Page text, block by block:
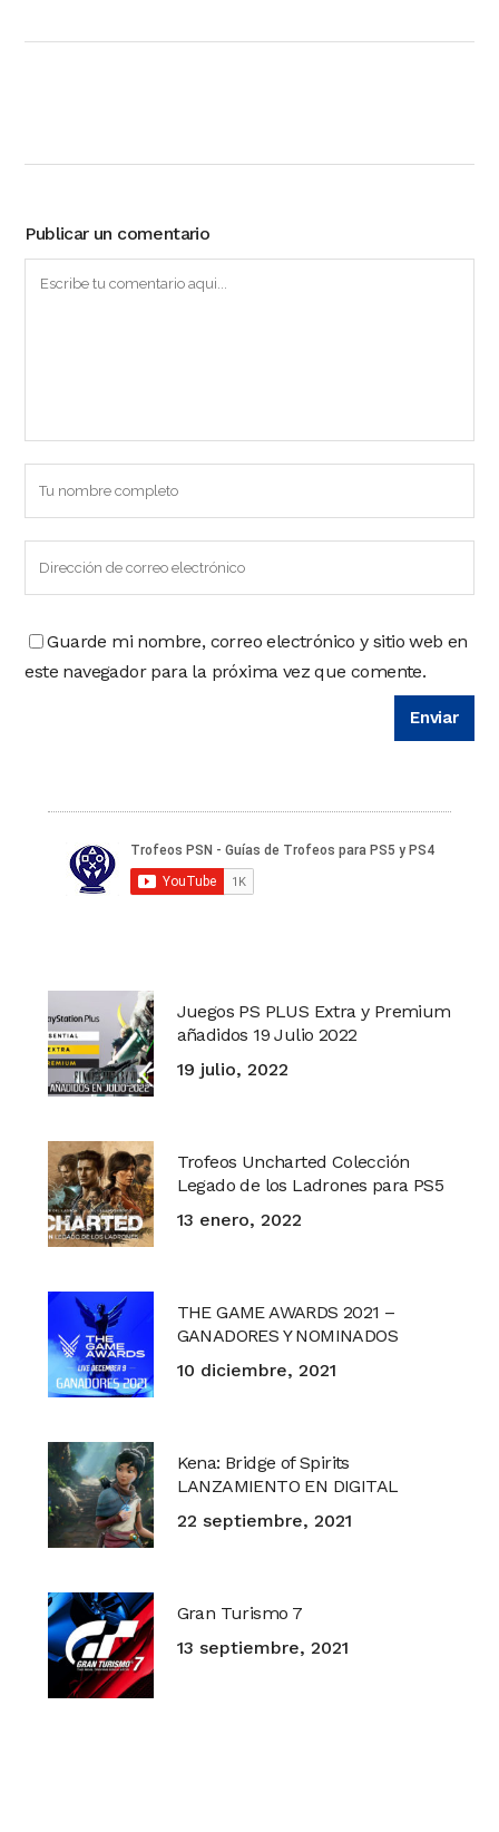
Publicar un comentario
Guarde mi nombre, correo electrónico y sitio web en
este navegador para la próxima vez que comente.
Juegos PS PLUS Extra y Premium
añadidos 19 Julio 2022
19 julio, 2022
Trofeos Uncharted Colección
Legado de los Ladrones para PS5
13 enero, 2022
THE GAME AWARDS 2021 –
GANADORES Y NOMINADOS
10 diciembre, 2021
Kena: Bridge of Spirits
LANZAMIENTO EN DIGITAL
22 septiembre, 2021
Gran Turismo 7
13 septiembre, 2021